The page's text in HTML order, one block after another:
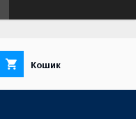
Кошик